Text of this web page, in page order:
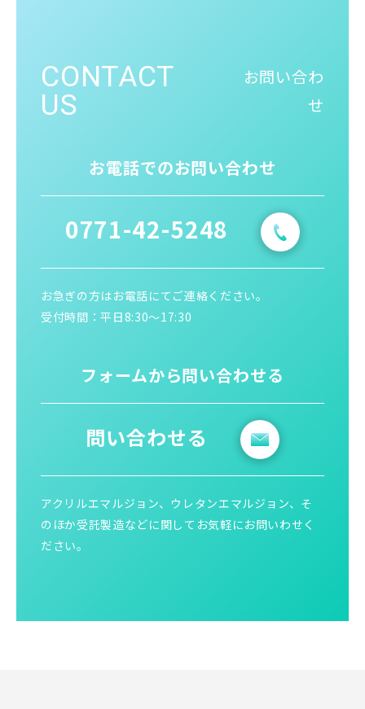
CONTACT
US
お問い合わ
せ
お電話でのお問い合わせ
0771-42-5248
お急ぎの方はお電話にてご連絡ください。
受付時間：平日8:30〜17:30
フォームから問い合わせる
問い合わせる
アクリルエマルジョン、ウレタンエマルジョン、そ
のほか受託製造などに関してお気軽にお問いわせく
ださい。